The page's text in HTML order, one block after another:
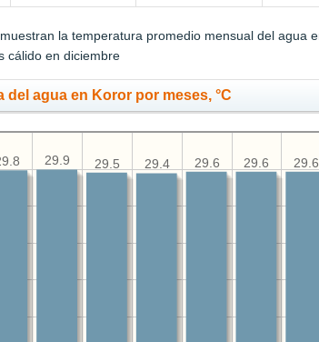
la temperatura promedio mensual del agua
cálido en diciembre
del agua en Koror por meses, °C
29.6
29.6
29.6
29.4
29.5
29.9